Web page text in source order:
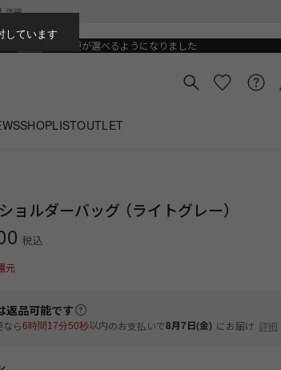
詳細
お急ぎ便が選べるようになりました
SHOPLISTOUTLET
ョルダーバッグ （ライトグレー）
税込
元
返品可能です
なら6時間17分49秒以内のお支払いで8月7日(金) にお届け 詳細
しています